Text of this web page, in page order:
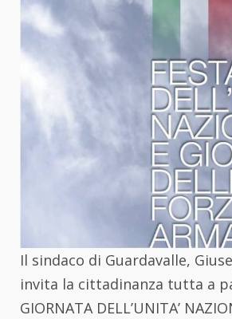
Il sindaco di Guardavalle,
invita la cittadinanza tutta a
GIORNATA DELL’UNITA’